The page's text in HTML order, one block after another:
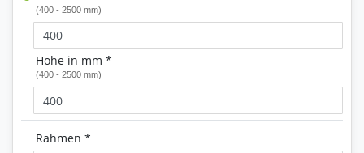
(400 - 2500 mm)
Höhe in mm *
(400 - 2500 mm)
Rahmen *